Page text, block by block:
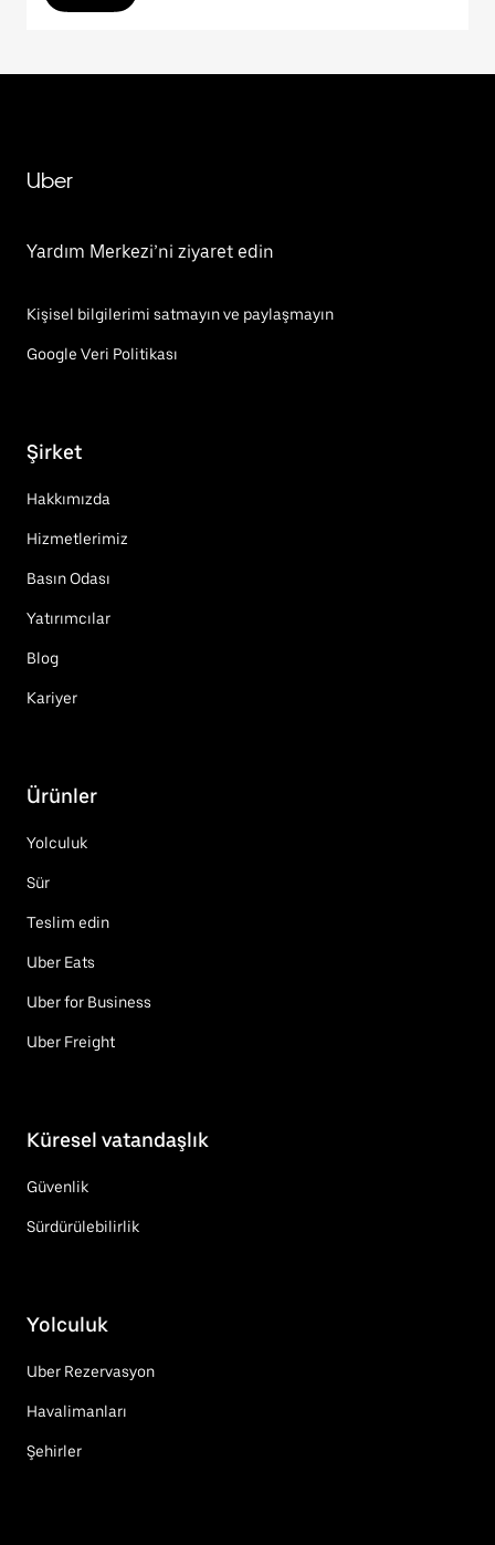
Uber
Yardım Merkezi’ni ziyaret edin
Kişisel bilgilerimi satmayın ve paylaşmayın
Google Veri Politikası
Şirket
Hakkımızda
Hizmetlerimiz
Basın Odası
Yatırımcılar
Blog
Kariyer
Ürünler
Yolculuk
Sür
Teslim edin
Uber Eats
Uber for Business
Uber Freight
Küresel vatandaşlık
Güvenlik
Sürdürülebilirlik
Yolculuk
Uber Rezervasyon
Havalimanları
Şehirler